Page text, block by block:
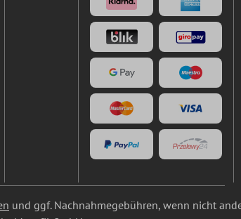
und ggf. Nachnahmegebühren, wenn nicht